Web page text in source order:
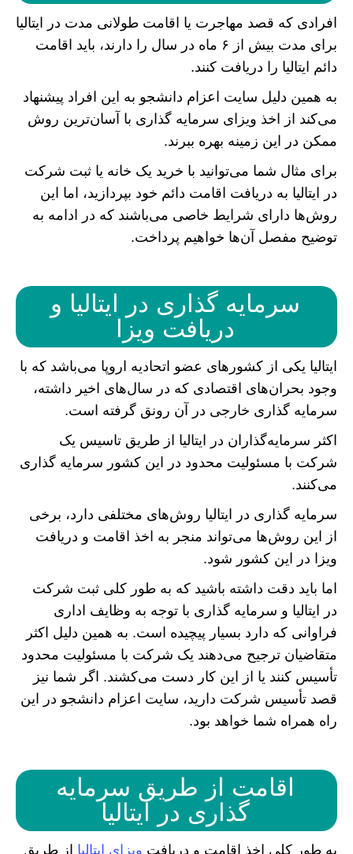
افرادی که قصد مهاجرت یا اقامت طولانی مدت در ایتالیا
برای مدت بیش از ۶ ماه در سال را دارند، باید اقامت
دائم ایتالیا را دریافت کنند.
به همین دلیل سایت اعزام دانشجو به این افراد پیشنهاد
می‌کند از اخذ ویزای سرمایه گذاری با آسان‌ترین روش
ممکن در این زمینه بهره ببرند.
برای مثال شما می‌توانید با خرید یک خانه یا ثبت شرکت
در ایتالیا به دریافت اقامت دائم خود بپردازید، اما این
روش‌ها دارای شرایط خاصی می‌باشند که در ادامه به
توضیح مفصل آن‌ها خواهیم پرداخت.
سرمایه گذاری در ایتالیا و
دریافت ویزا
ایتالیا یکی از کشور‌های عضو اتحادیه اروپا می‌باشد که با
وجود بحران‌های اقتصادی که در سال‌های اخیر داشته،
سرمایه گذاری خارجی در آن رونق گرفته است.
اکثر سرمایه‌گذاران در ایتالیا از طریق تاسیس یک
شرکت با مسئولیت محدود در این کشور سرمایه گذاری
می‌کنند.
سرمایه گذاری در ایتالیا روش‌های مختلفی دارد، برخی
از این روش‌ها می‌تواند منجر به اخذ اقامت و دریافت
ویزا در این کشور شود.
اما باید دقت داشته باشید که به طور کلی ثبت شرکت
در ایتالیا و سرمایه گذاری با توجه به وظایف اداری
فراوانی که دارد بسیار پیچیده است. به همین دلیل اکثر
متقاضیان ترجیح می‌دهند یک شرکت با مسئولیت محدود
تأسیس کنند یا از این کار دست می‌کشند. اگر شما نیز
قصد تأسیس شرکت دارید، سایت اعزام دانشجو در این
راه همراه شما خواهد بود.
اقامت از طریق سرمایه
گذاری در ایتالیا
به طور کلی اخذ اقامت و دریافت ویزای ایتالیا از طریق